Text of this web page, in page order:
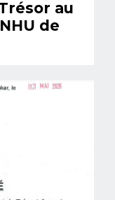
au
de